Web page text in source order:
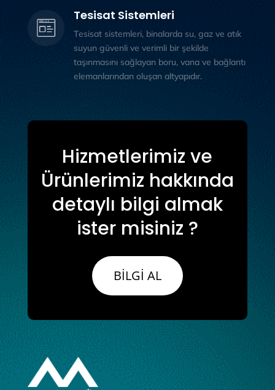
Tesisat Sistemleri
Tesisat sistemleri, binalarda su, gaz ve atık
suyun güvenli ve verimli bir şekilde
taşınmasını sağlayan boru, vana ve bağlantı
elemanlarından oluşan altyapıdır.
Hizmetlerimiz ve
Ürünlerimiz hakkında
detaylı bilgi almak
ister misiniz ?
BİLGİ AL